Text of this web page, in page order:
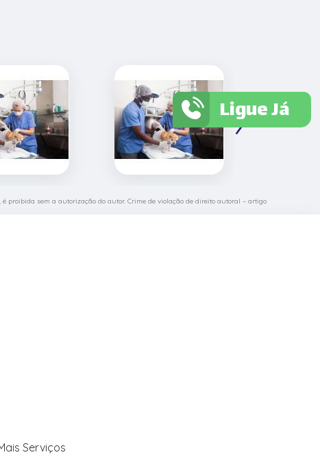
›
proibida sem a autorização do autor. Crime de violação de direito autoral – artigo
Serviços
Ligue Já